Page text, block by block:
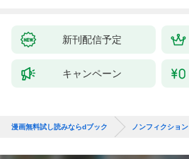
新刊配信予定
キャンペーン
漫画無料試し読みならdブック ノンフィクション